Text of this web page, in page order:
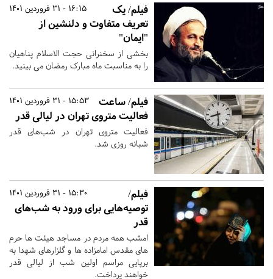
16:15 - 31 فروردین 1401
فیلم/ یک
تعریف متفاوت و دلنشین از
"ایمان"
بخشی از سخنرانی حجت الاسلام پناهیان
را به مناسبت ماه مبارک رمضان می بینید.
15:53 - 31 فروردین 1401
فیلم/ ساعت
فعالیت متروی تهران در لیالی قدر
فعالیت متروی تهران در شب‌های قدر
شبانه روزی شد.
15:30 - 31 فروردین 1401
فیلم/
توصیه‌هایی برای ورود به شب‌های
قدر
امشب همه مردم در مساجد هیئت ها حرم
های مقدس امامزاده ها و گلزارهای شهدا به
برپایی مراسم اولین شب از لیالی قدر
خواهند پرداخت.